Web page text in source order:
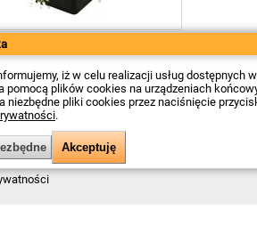
D300X-R1; monostabilny; 360°
od49,38PLN netto
iż w celu realizacji usług dostępnych
pomocą plików cookies na urządzeniach
niezbędne pliki cookies przez naciśnięcie
.